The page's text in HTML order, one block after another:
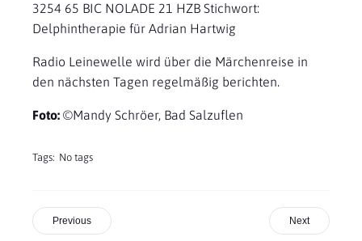
3254 65 BIC NOLADE 21 HZB Stichwort:
Delphintherapie für Adrian Hartwig
Radio Leinewelle wird über die Märchenreise in
den nächsten Tagen regelmäßig berichten.
Foto: ©Mandy Schröer, Bad Salzuflen
Tags: No tags
Previous Next